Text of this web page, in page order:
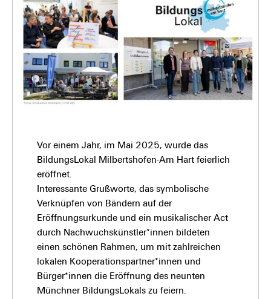
Vor einem Jahr, im Mai 2025, wurde das
BildungsLokal Milbertshofen-Am Hart feierlich
eröffnet.
Interessante Grußworte, das symbolische
Verknüpfen von Bändern auf der
Eröffnungsurkunde und ein musikalischer Act
durch Nachwuchskünstler*innen bildeten
einen schönen Rahmen, um mit zahlreichen
lokalen Kooperationspartner*innen und
Bürger*innen die Eröffnung des neunten
Münchner BildungsLokals zu feiern.